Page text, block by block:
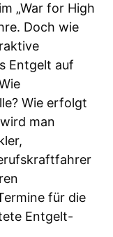
„War for High
Doch wie
Entgelt auf
Wie erfolgt
man
für die
Entgelt-